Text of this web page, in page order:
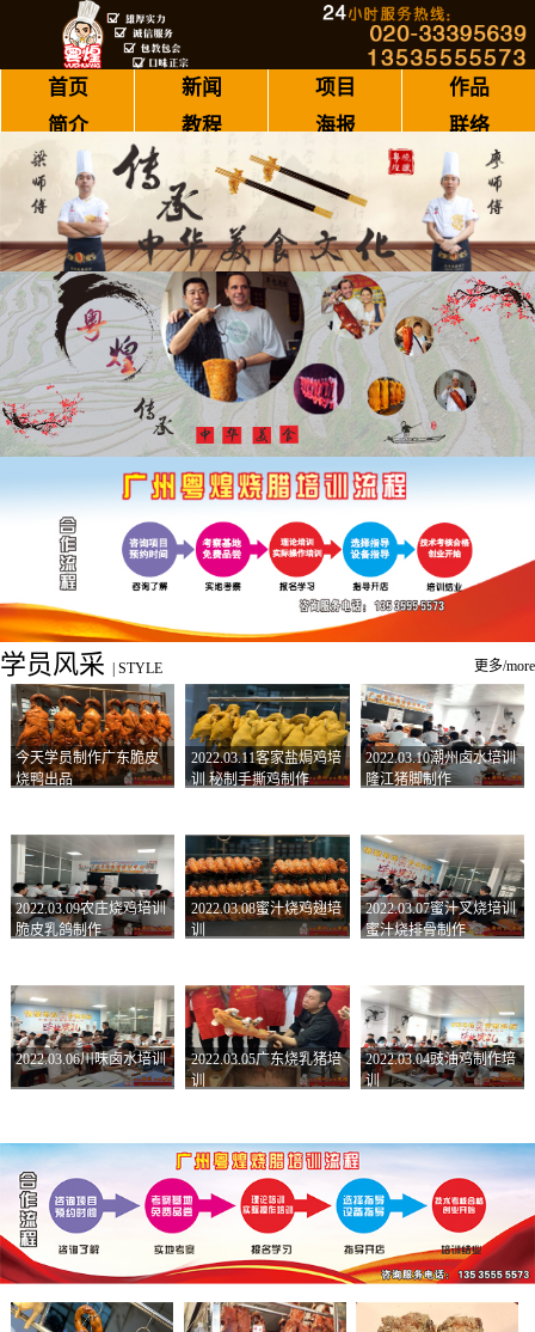
首页 新闻 项目
作品
简介
教程 海报 联络
学员风采 STYLE 更多/more
今天学员制作广东脆皮
烧鸭出品
2022.03.11客家盐焗鸡培
训 秘制手撕鸡制作
2022.03.10潮州卤水培训
隆江猪脚制作
2022.03.09农庄烧鸡培训
脆皮乳鸽制作
2022.03.08蜜汁烧鸡翅培
训
2022.03.07蜜汁叉烧培训
蜜汁烧排骨制作
2022.03.06川味卤水培训
2022.03.05广东烧乳猪培
训
2022.03.04豉油鸡制作培
训